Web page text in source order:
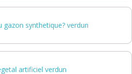
gazon synthetique? verdun
artificiel verdun